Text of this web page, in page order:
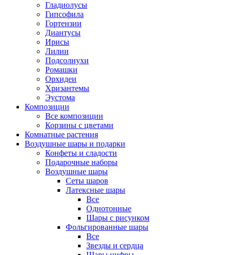
Гладиолусы
Гипсофила
Гортензии
Диантусы
Ирисы
Лилии
Подсолнухи
Ромашки
Орхидеи
Хризантемы
Эустома
Композиции
Все композиции
Корзины с цветами
Комнатные растения
Воздушные шары и подарки
Конфеты и сладости
Подарочные наборы
Воздушные шары
Сеты шаров
Латексные шары
Все
Однотонные
Шары с рисунком
Фольгированные шары
Все
Звезды и сердца